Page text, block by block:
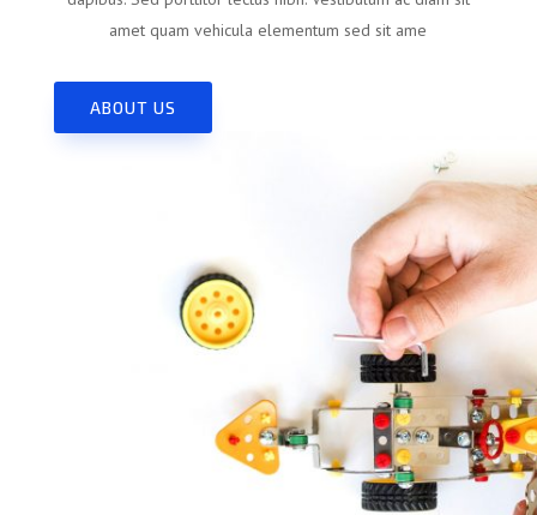
amet quam vehicula elementum sed sit ame
ABOUT US